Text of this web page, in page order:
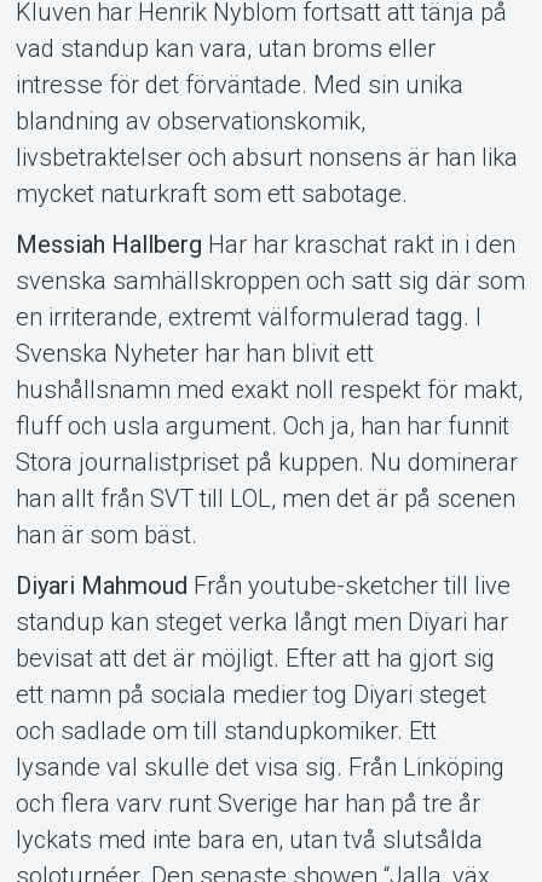
Kluven har Henrik Nyblom fortsatt att tänja på
vad standup kan vara, utan broms eller
intresse för det förväntade. Med sin unika
blandning av observationskomik,
livsbetraktelser och absurt nonsens är han lika
mycket naturkraft som ett sabotage.
Messiah Hallberg Har har kraschat rakt in i den
svenska samhällskroppen och satt sig där som
en irriterande, extremt välformulerad tagg. I
Svenska Nyheter har han blivit ett
hushållsnamn med exakt noll respekt för makt,
fluff och usla argument. Och ja, han har funnit
Stora journalistpriset på kuppen. Nu dominerar
han allt från SVT till LOL, men det är på scenen
han är som bäst.
Diyari Mahmoud Från youtube-sketcher till live
standup kan steget verka långt men Diyari har
bevisat att det är möjligt. Efter att ha gjort sig
ett namn på sociala medier tog Diyari steget
och sadlade om till standupkomiker. Ett
lysande val skulle det visa sig. Från Linköping
och flera varv runt Sverige har han på tre år
lyckats med inte bara en, utan två slutsålda
soloturnéer. Den senaste showen “Jalla, väx